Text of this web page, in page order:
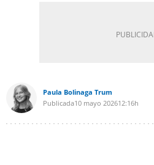
Paula Bolinaga Trum
Publicada10 mayo 202612:16h